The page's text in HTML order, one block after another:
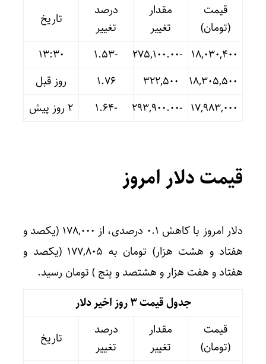
قیمت
(تومان)
مقدار
تغییر
درصد
تغییر
تاریخ
۱۸,۰۳۰,۴۰۰ -۲۷۵,۱۰۰.۰۰ -۱.۵۳
13:30
۱۸,۳۰۵,۵۰۰
۳۲۲,۵۰۰ ۱.۷۶
روز قبل
۱۷,۹۸۳,۰۰۰ -۲۹۳,۹۰۰.۰۰ -۱.۶۴ ۲ روز پیش
قیمت دلار امروز
دلار امروز با کاهش ۰.۱ درصدی، از ۱۷۸,۰۰۰ (یکصد و
هفتاد و هشت هزار) تومان به ۱۷۷,۸۰۵ (یکصد و
هفتاد و هفت هزار و هشتصد و پنج ) تومان رسید.
جدول قیمت 3 روز اخیر دلار
قیمت
(تومان)
مقدار
تغییر
درصد
تغییر
تاریخ